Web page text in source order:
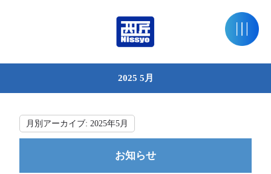
2025 5月
月別アーカイブ:2025年5月
お知らせ